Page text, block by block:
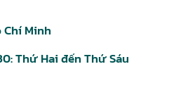
Chí Minh
Thứ Hai đến Thứ Sáu